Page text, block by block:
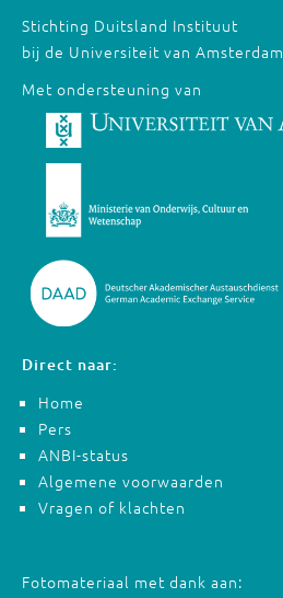
Stichting Duitsland Instituut
bij de Universiteit van Amsterdam
Met ondersteuning van
Direct naar:
Home
Pers
ANBI-status
Algemene voorwaarden
Vragen of klachten
Fotomateriaal met dank aan: